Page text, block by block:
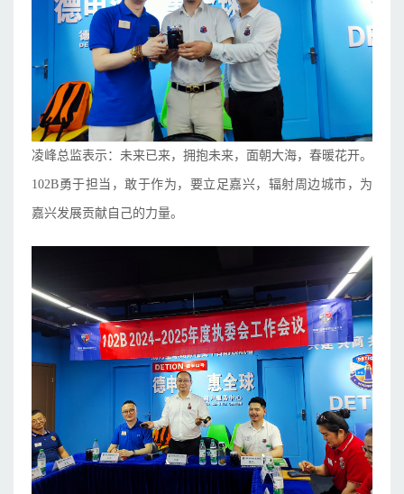
凌峰总监表示：未来已来，拥抱未来，面朝大海，春暖花开。
102B勇于担当，敢于作为，要立足嘉兴，辐射周边城市，为
嘉兴发展贡献自己的力量。